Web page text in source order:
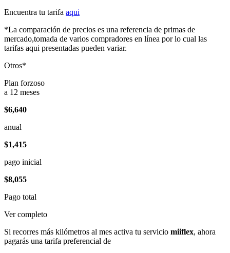
Encuentra tu tarifa aqui
*La comparación de precios es una referencia de primas de
mercado,tomada de varios compradores en línea por lo cual las
tarifas aqui presentadas pueden variar.
Otros*
Plan forzoso
a 12 meses
$6,640
anual
$1,415
pago inicial
$8,055
Pago total
Ver completo
Si recorres más kilómetros al mes activa tu servicio miiflex, ahora
pagarás una tarifa preferencial de